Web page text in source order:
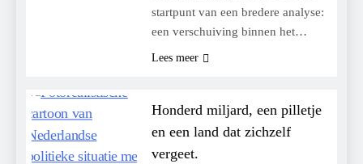
startpunt van een bredere analyse:
een verschuiving binnen het…
Lees meer
Honderd miljard, een pilletje
en een land dat zichzelf
vergeet.